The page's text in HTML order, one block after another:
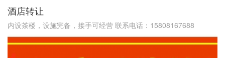
酒店转让
内设茶楼，设施完备，接手可经营 联系电话：15808167688